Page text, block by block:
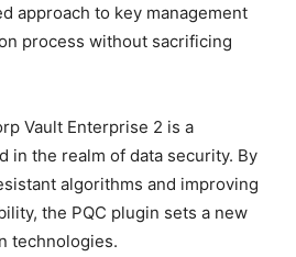
approach to key management
⁣process without sacrificing
Vault Enterprise 2 is a
in the realm of data security. By
algorithms and improving
the ⁤PQC plugin sets a⁢ new
technologies.